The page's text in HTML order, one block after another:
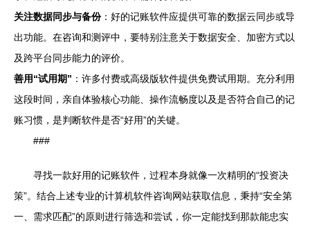
关注数据同步与备份：好的记账软件应提供可靠的数据云同步或导
出功能。在咨询和测评中，要特别注意关于数据安全、加密方式以
及跨平台同步能力的评价。
善用“试用期” ：许多付费或高级版软件提供免费试用期。充分利用
这段时间，亲自体验核心功能、操作流畅度以及是否符合自己的记
账习惯，是判断软件是否“好用”的关键。
###
寻找一款好用的记账软件，过程本身就像一次精明的“投资决
策”。结合上述专业的计算机软件咨询网站获取信息，秉持“安全第
一、需求匹配”的原则进行筛选和尝试，你一定能找到那款能忠实